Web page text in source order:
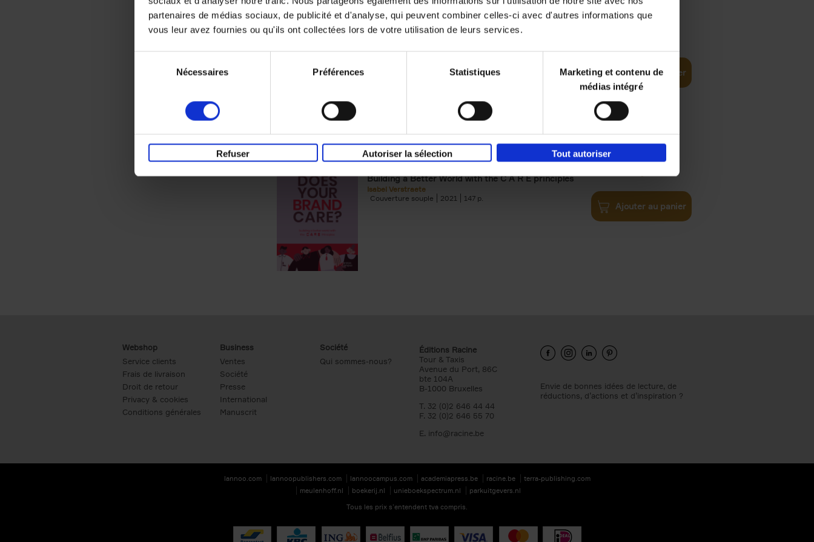
partenaires de médias sociaux, de publicité et d'analyse, qui peuvent combiner celles-ci avec d'autres informations que
vous leur avez fournies ou qu'ils ont collectées lors de votre utilisation de leurs services.
Nécessaires Préférences Statistiques
Marketing et contenu de
médias intégré
Refuser Autoriser la sélection Tout autoriser
Digital marketing like a PRO -
completely revised edition
Ajouter au panier
Does Your Brand Care?
Building a Better World with the C A R E principles
Isabel Verstraete
Couverture souple
2021 147
€34,99
Ajouter au panier
Webshop
Service clients
Frais de livraison
Droit de retour
Privacy & cookies
Conditions générales
Business
Ventes
Société
Presse
International
Manuscrit
Société
Qui sommes-nous?
Éditions Racine
Tour & Taxis
Avenue du Port, 86C
bte 104A
B-1000 Bruxelles
T. 32 (0)2 646 44 44
F. 32 (0)2 646 55 70
E. info@racine.be
Envie de bonnes idées de lecture, de
réductions, d’actions et d’inspiration ?
lannoo.com lannoopublishers.com lannoocampus.com academiapress.be racine.be
terra-publishing.com
meulenhoff.nl
boekerij.nl unieboekspectrum.nl
parkuitgevers.nl
Tous les prix s’entendent tva compris.